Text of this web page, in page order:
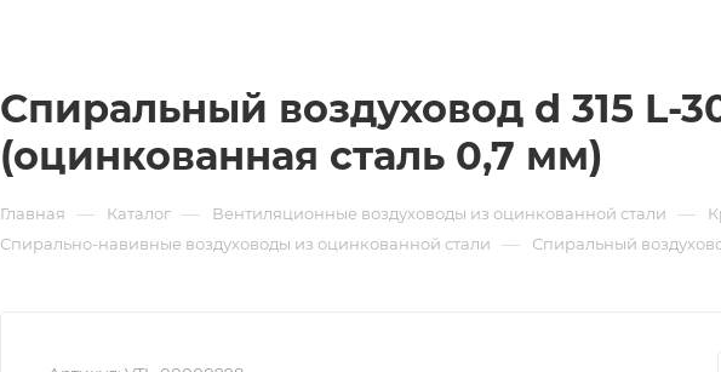
Спиральный воздуховод d 315 L-
(оцинкованная сталь 0,7 мм)
Главная — Каталог — Вентиляционные воздуховоды из оцинкованной стали —
Спирально-навивные воздуховоды из оцинкованной стали
— Спиральный